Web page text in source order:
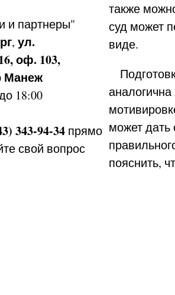
и партнеры"
, ул.
оф. 103,
Манеж
18:00
343-94-34 прямо
свой вопрос
также
суд может
виде.
может дать
пояснить,